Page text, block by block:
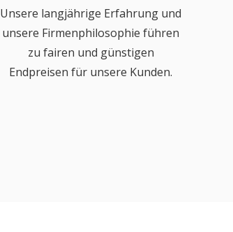
Unsere langjährige Erfahrung und
unsere Firmenphilosophie führen
zu fairen und günstigen
Endpreisen für unsere Kunden.